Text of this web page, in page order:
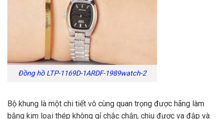
Đồng hồ LTP-1169D-1ARDF-1989watch-2
Bộ khung là một chi tiết vô cùng quan trọng được hãng làm
bằng kim loại thép không gỉ chắc chắn, chịu được va đập và